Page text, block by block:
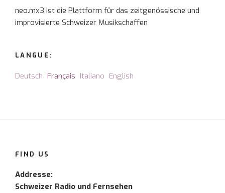
neo.mx3 ist die Plattform für das zeitgenössische und
improvisierte Schweizer Musikschaffen
LANGUE:
Deutsch Français Italiano English
FIND US
Addresse:
Schweizer Radio und Fernsehen